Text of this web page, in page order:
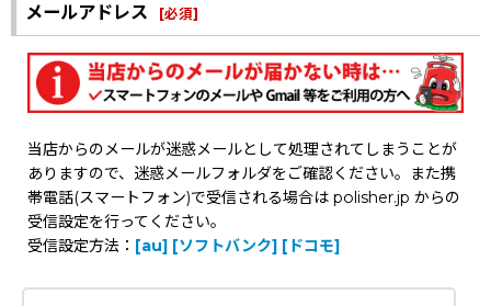
メールアドレス [必須]
当店からのメールが迷惑メールとして処理されてしまうことが
ありますので、迷惑メールフォルダをご確認ください。また携
帯電話(スマートフォン)で受信される場合は polisher.jp からの
受信設定を行ってください。
受信設定方法： [au] [ソフトバンク] [ドコモ]